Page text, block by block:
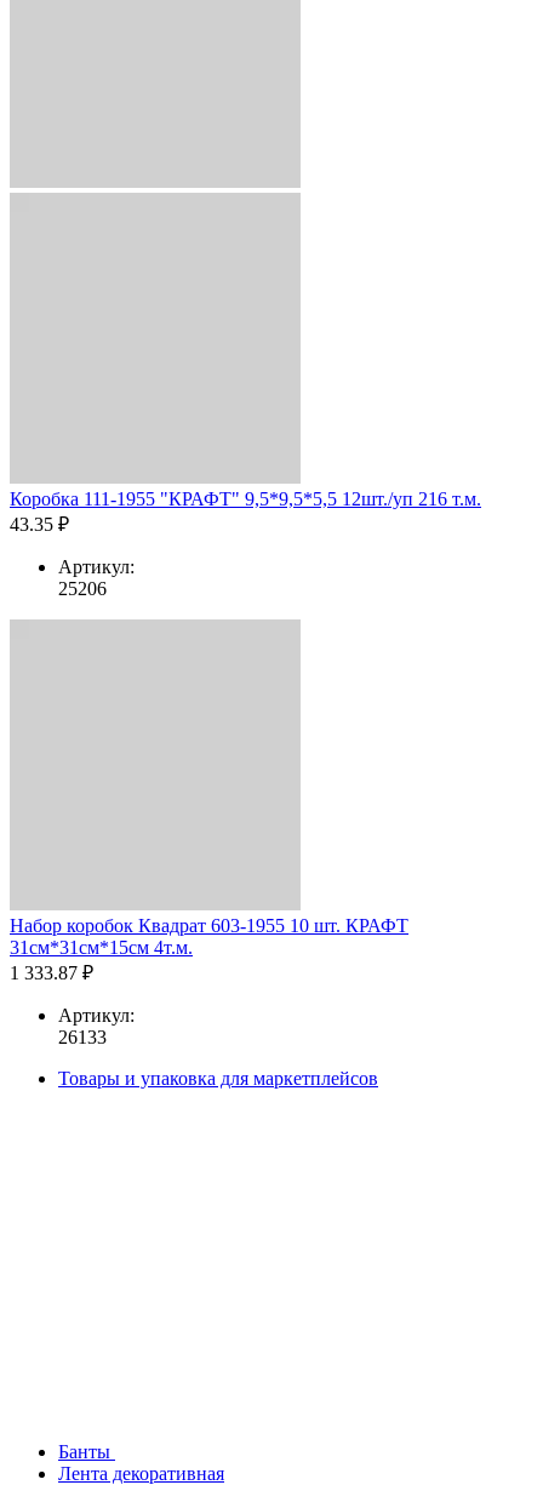
Коробка 111-1955 "КРАФТ" 9,5*9,5*5,5 12шт./уп 216 т.м.
43.35 ₽
Артикул:
25206
Набор коробок Квадрат 603-1955 10 шт. КРАФТ
31см*31см*15см 4т.м.
1 333.87 ₽
Артикул:
26133
Товары и упаковка для маркетплейсов
Банты
Лента декоративная